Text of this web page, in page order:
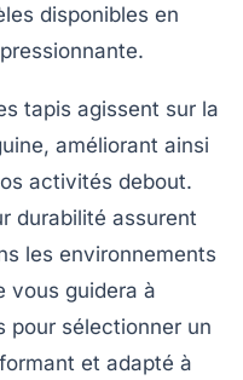
disponibles en
tapis agissent sur la
améliorant ainsi
activités debout.
durabilité assurent
les environnements
vous guidera à
pour sélectionner un
et adapté à